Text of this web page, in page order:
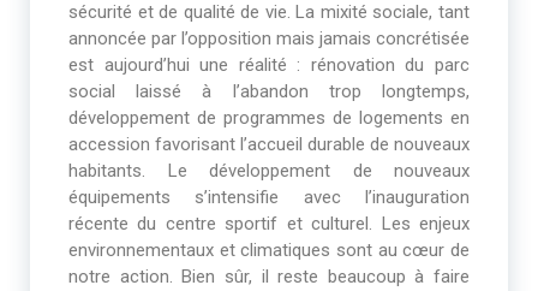
sécurité et de qualité de vie. La mixité sociale, tant
annoncée par l’opposition mais jamais concrétisée
est aujourd’hui une réalité : rénovation du parc
social laissé à l’abandon trop longtemps,
développement de programmes de logements en
accession favorisant l’accueil durable de nouveaux
habitants. Le développement de nouveaux
équipements s’intensifie avec l’inauguration
récente du centre sportif et culturel. Les enjeux
environnementaux et climatiques sont au cœur de
notre action. Bien sûr, il reste beaucoup à faire